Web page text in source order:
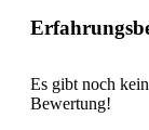
Es gibt noch
Bewertung!